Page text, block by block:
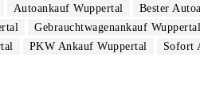
Autoankauf Wuppertal Bester
Gebrauchtwagenankauf Wuppertal
PKW Ankauf Wuppertal Sofort